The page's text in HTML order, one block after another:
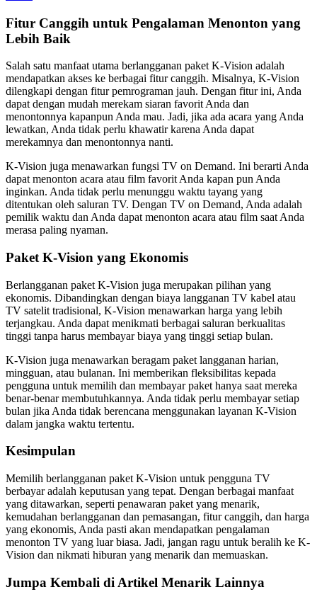
Fitur Canggih untuk Pengalaman Menonton yang
Lebih Baik
Salah satu manfaat utama berlangganan paket K-Vision adalah
mendapatkan akses ke berbagai fitur canggih. Misalnya, K-Vision
dilengkapi dengan fitur pemrograman jauh. Dengan fitur ini, Anda
dapat dengan mudah merekam siaran favorit Anda dan
menontonnya kapanpun Anda mau. Jadi, jika ada acara yang Anda
lewatkan, Anda tidak perlu khawatir karena Anda dapat
merekamnya dan menontonnya nanti.
K-Vision juga menawarkan fungsi TV on Demand. Ini berarti Anda
dapat menonton acara atau film favorit Anda kapan pun Anda
inginkan. Anda tidak perlu menunggu waktu tayang yang
ditentukan oleh saluran TV. Dengan TV on Demand, Anda adalah
pemilik waktu dan Anda dapat menonton acara atau film saat Anda
merasa paling nyaman.
Paket K-Vision yang Ekonomis
Berlangganan paket K-Vision juga merupakan pilihan yang
ekonomis. Dibandingkan dengan biaya langganan TV kabel atau
TV satelit tradisional, K-Vision menawarkan harga yang lebih
terjangkau. Anda dapat menikmati berbagai saluran berkualitas
tinggi tanpa harus membayar biaya yang tinggi setiap bulan.
K-Vision juga menawarkan beragam paket langganan harian,
mingguan, atau bulanan. Ini memberikan fleksibilitas kepada
pengguna untuk memilih dan membayar paket hanya saat mereka
benar-benar membutuhkannya. Anda tidak perlu membayar setiap
bulan jika Anda tidak berencana menggunakan layanan K-Vision
dalam jangka waktu tertentu.
Kesimpulan
Memilih berlangganan paket K-Vision untuk pengguna TV
berbayar adalah keputusan yang tepat. Dengan berbagai manfaat
yang ditawarkan, seperti penawaran paket yang menarik,
kemudahan berlangganan dan pemasangan, fitur canggih, dan harga
yang ekonomis, Anda pasti akan mendapatkan pengalaman
menonton TV yang luar biasa. Jadi, jangan ragu untuk beralih ke K-
Vision dan nikmati hiburan yang menarik dan memuaskan.
Jumpa Kembali di Artikel Menarik Lainnya